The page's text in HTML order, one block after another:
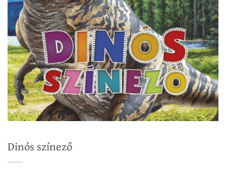
Dinós színező